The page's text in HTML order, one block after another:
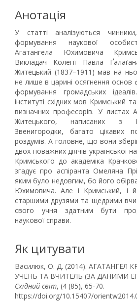
Анотація
У статті аналізуються
формування наукової
Агатангела Юхимовича
Викладач Колегії Павла
Житецький (1837–1911) мав на
не лише в царині осягнення основ
формування громадських
інституті східних мов Кримський
визначних професорів. У листах
Житецького, написаних з
Звенигородки, багато цікавих
роздумів. А головне, що вони
двох поважних діячів української
Кримського до академіка
згадує про аспіранта Омеляна
яким було недовгим, бо його
Юхимовича. Але і Кримський, і
старшими друзями та щедрими
свого учня здатним бути
наукової справи.
Як цитувати
Василюк, О. Д. (2014). АГАТАНГЕЛ
УЧЕНЬ ТА ВЧИТЕЛЬ (ЗА ДАНИМИ
Східний світ, (4 (85), 65-70.
https://doi.org/10.15407/